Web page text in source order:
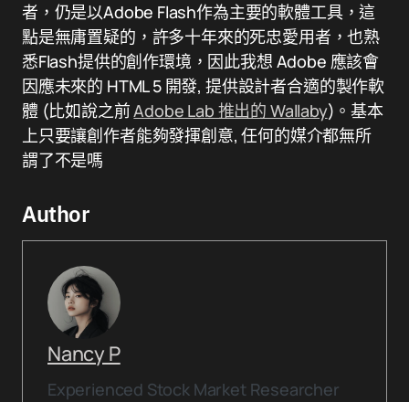
者，仍是以Adobe Flash作為主要的軟體工具，這
點是無庸置疑的，許多十年來的死忠愛用者，也熟
悉Flash提供的創作環境，因此我想 Adobe 應該會
因應未來的 HTML 5 開發, 提供設計者合適的製作軟
體 (比如說之前Adobe Lab 推出的 Wallaby)。基本
上只要讓創作者能夠發揮創意, 任何的媒介都無所
謂了不是嗎
Author
Nancy P
Experienced Stock Market Researcher